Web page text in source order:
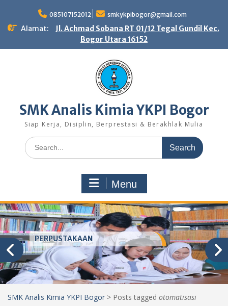
content
085107152012 smkykpibogor@gmail.com
Alamat:
Jl. Achmad Sobana RT 01/12 Tegal Gundil Kec.
Bogor Utara 16152
SMK Analis Kimia YKPI Bogor
Siap Kerja, Disiplin, Berprestasi & Berakhlak Mulia
Search
for:
Menu
PERPUSTAKAAN
SMK Analis Kimia YKPI Bogor > Posts tagged otomatisasi